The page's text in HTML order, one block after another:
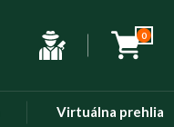
0
Virtuálna